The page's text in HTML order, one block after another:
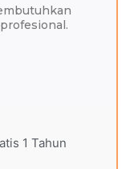
1 Tahun